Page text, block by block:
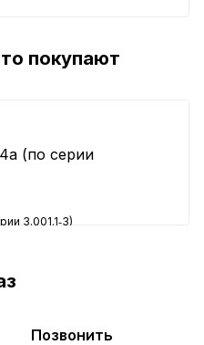
покупают
3.001.1‑3)
Позвонить